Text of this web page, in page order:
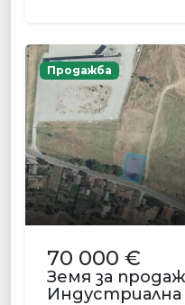
Продажба
70 000 €
Земя за
Индустриална